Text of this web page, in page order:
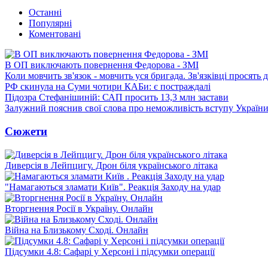
Останні
Популярні
Коментовані
В ОП виключають повернення Федорова - ЗМІ
Коли мовчить зв'язок - мовчить уся бригада. Зв'язківці просять
РФ скинула на Суми чотири КАБи: є постраждалі
Підозра Стефанішиній: САП просить 13,3 млн застави
Залужний пояснив свої слова про неможливість вступу
Сюжети
Диверсія в Лейпцигу. Дрон біля українського літака
"Намагаються зламати Київ". Реакція Заходу на удар
Вторгнення Росії в Україну. Онлайн
Війна на Близькому Сході. Онлайн
Підсумки 4.8: Сафарі у Херсоні і підсумки операції